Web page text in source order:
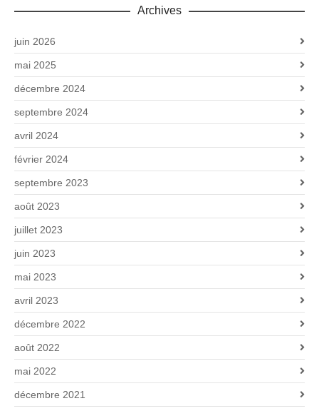
Archives
juin 2026
mai 2025
décembre 2024
septembre 2024
avril 2024
février 2024
septembre 2023
août 2023
juillet 2023
juin 2023
mai 2023
avril 2023
décembre 2022
août 2022
mai 2022
décembre 2021